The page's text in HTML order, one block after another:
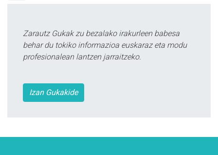
Zarautz Gukak zu bezalako irakurleen babesa
behar du tokiko informazioa euskaraz eta modu
profesionalean lantzen jarraitzeko.
Izan Gukakide